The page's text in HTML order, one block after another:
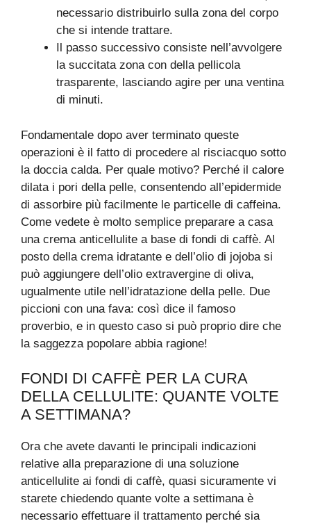
necessario distribuirlo sulla zona del corpo
che si intende trattare.
Il passo successivo consiste nell’avvolgere
la succitata zona con della pellicola
trasparente, lasciando agire per una ventina
di minuti.
Fondamentale dopo aver terminato queste
operazioni è il fatto di procedere al risciacquo sotto
la doccia calda. Per quale motivo? Perché il calore
dilata i pori della pelle, consentendo all’epidermide
di assorbire più facilmente le particelle di caffeina.
Come vedete è molto semplice preparare a casa
una crema anticellulite a base di fondi di caffè. Al
posto della crema idratante e dell’olio di jojoba si
può aggiungere dell’olio extravergine di oliva,
ugualmente utile nell’idratazione della pelle. Due
piccioni con una fava: così dice il famoso
proverbio, e in questo caso si può proprio dire che
la saggezza popolare abbia ragione!
FONDI DI CAFFÈ PER LA CURA
DELLA CELLULITE: QUANTE VOLTE
A SETTIMANA?
Ora che avete davanti le principali indicazioni
relative alla preparazione di una soluzione
anticellulite ai fondi di caffè, quasi sicuramente vi
starete chiedendo quante volte a settimana è
necessario effettuare il trattamento perché sia